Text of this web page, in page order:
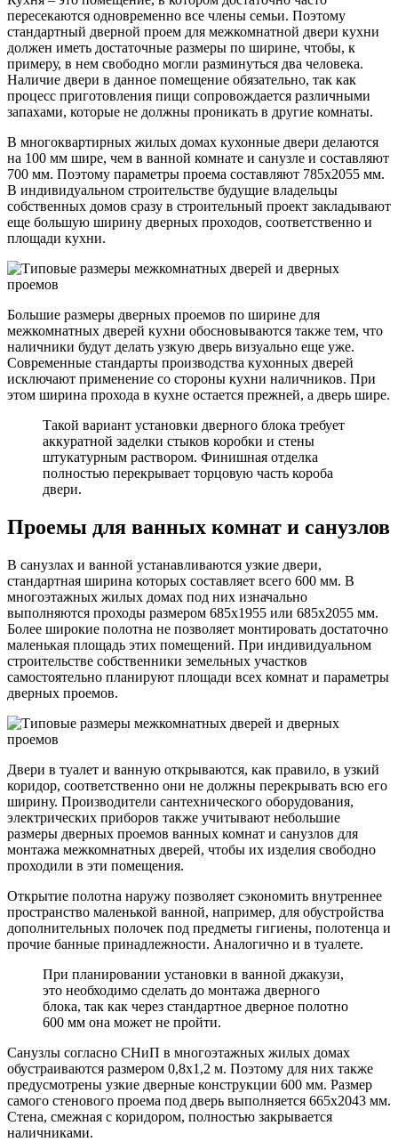
пересекаются одновременно все члены семьи. Поэтому
стандартный дверной проем для межкомнатной двери кухни
должен иметь достаточные размеры по ширине, чтобы, к
примеру, в нем свободно могли разминуться два человека.
Наличие двери в данное помещение обязательно, так как
процесс приготовления пищи сопровождается различными
запахами, которые не должны проникать в другие комнаты.
В многоквартирных жилых домах кухонные двери делаются
на 100 мм шире, чем в ванной комнате и санузле и составляют
700 мм. Поэтому параметры проема составляют 785х2055 мм.
В индивидуальном строительстве будущие владельцы
собственных домов сразу в строительный проект закладывают
еще большую ширину дверных проходов, соответственно и
площади кухни.
Большие размеры дверных проемов по ширине для
межкомнатных дверей кухни обосновываются также тем, что
наличники будут делать узкую дверь визуально еще уже.
Современные стандарты производства кухонных дверей
исключают применение со стороны кухни наличников. При
этом ширина прохода в кухне остается прежней, а дверь шире.
Такой вариант установки дверного блока требует
аккуратной заделки стыков коробки и стены
штукатурным раствором. Финишная отделка
полностью перекрывает торцовую часть короба
двери.
Проемы для ванных комнат и санузлов
В санузлах и ванной устанавливаются узкие двери,
стандартная ширина которых составляет всего 600 мм. В
многоэтажных жилых домах под них изначально
выполняются проходы размером 685х1955 или 685х2055 мм.
Более широкие полотна не позволяет монтировать достаточно
маленькая площадь этих помещений. При индивидуальном
строительстве собственники земельных участков
самостоятельно планируют площади всех комнат и параметры
дверных проемов.
Двери в туалет и ванную открываются, как правило, в узкий
коридор, соответственно они не должны перекрывать всю его
ширину. Производители сантехнического оборудования,
электрических приборов также учитывают небольшие
размеры дверных проемов ванных комнат и санузлов для
монтажа межкомнатных дверей, чтобы их изделия свободно
проходили в эти помещения.
Открытие полотна наружу позволяет сэкономить внутреннее
пространство маленькой ванной, например, для обустройства
дополнительных полочек под предметы гигиены, полотенца и
прочие банные принадлежности. Аналогично и в туалете.
При планировании установки в ванной джакузи,
это необходимо сделать до монтажа дверного
блока, так как через стандартное дверное полотно
600 мм она может не пройти.
Санузлы согласно СНиП в многоэтажных жилых домах
обустраиваются размером 0,8х1,2 м. Поэтому для них также
предусмотрены узкие дверные конструкции 600 мм. Размер
самого стенового проема под дверь выполняется 665х2043 мм.
Стена, смежная с коридором, полностью закрывается
наличниками.